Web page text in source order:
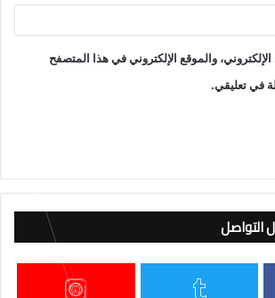
والموقع الإلكتروني في هذا المتصفح
في تعليقي.
التواصل